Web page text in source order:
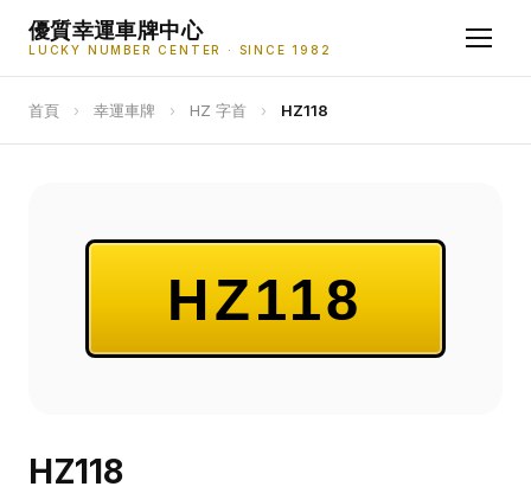
優質幸運車牌中心
LUCKY NUMBER CENTER · SINCE 1982
首頁 › 幸運車牌 › HZ 字首 › HZ118
HZ118
HZ118